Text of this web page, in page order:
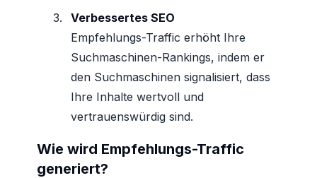
Verbessertes SEO
Empfehlungs-Traffic erhöht Ihre
Suchmaschinen-Rankings, indem er
den Suchmaschinen signalisiert, dass
Ihre Inhalte wertvoll und
vertrauenswürdig sind.
Wie wird Empfehlungs-Traffic
generiert?